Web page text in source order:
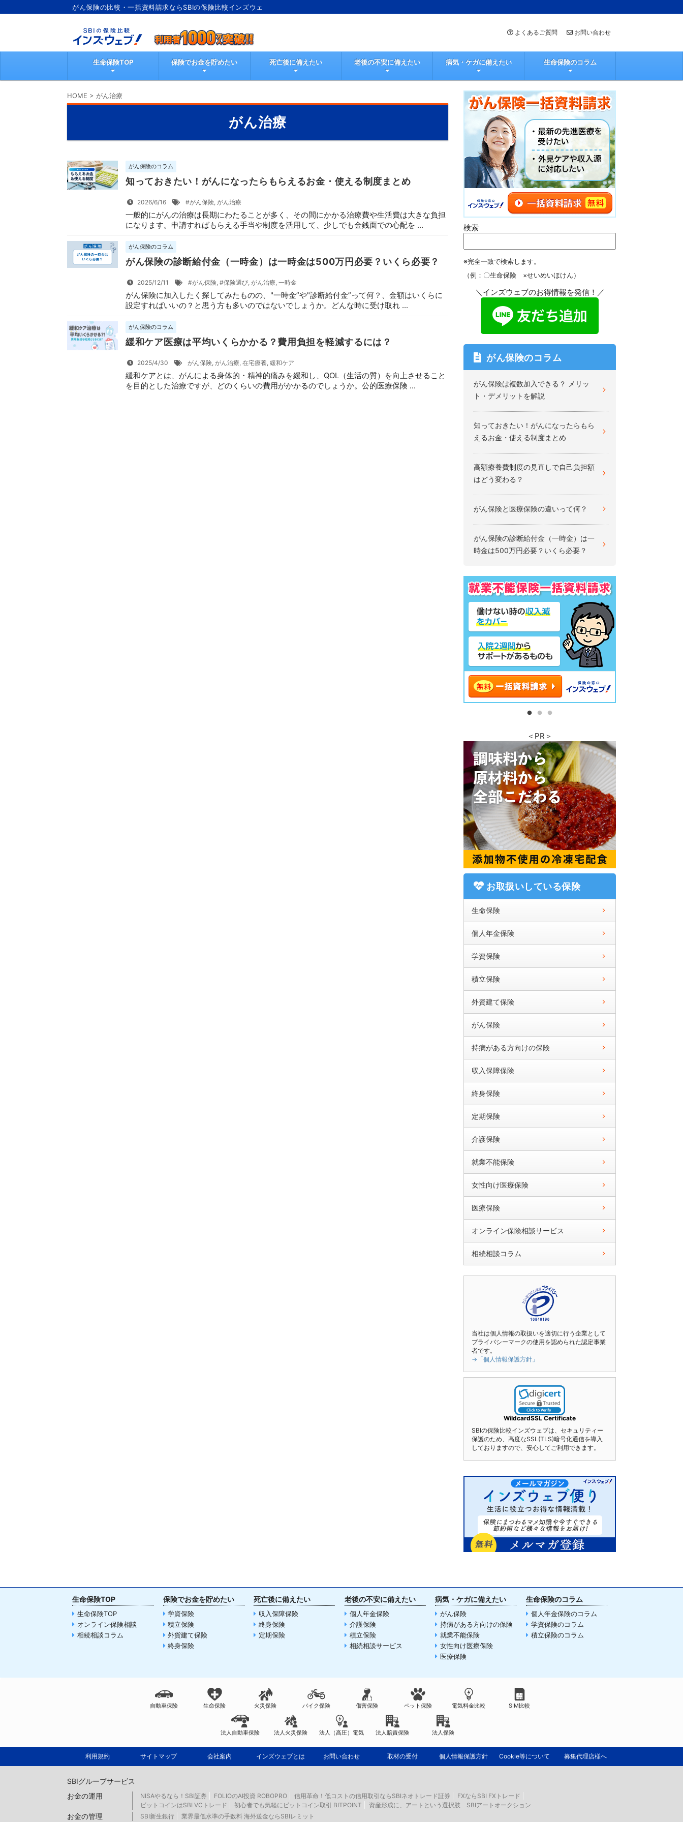
がん保険の比較・一括資料請求ならSBIの保険比較インズウェ
よくあるご質問 お問い合わせ
生命保険TOP 保険でお金を貯めたい 死亡後に備えたい 老後の不安に備えたい 病気・ケガに備えたい 生命保険のコラム
HOME > がん治療
がん治療
がん保険のコラム
知っておきたい！がんになったらもらえるお金・使える制度まとめ
2026/6/16 #がん保険, がん治療
一般的にがんの治療は長期にわたることが多く、その間にかかる治療費や生活費は大きな負担
になります。申請すればもらえる手当や制度を活用して、少しでも金銭面での心配を ...
がん保険のコラム
がん保険の診断給付金（一時金）は一時金は500万円必要？いくら必要？
2025/12/11 #がん保険, #保険選び, がん治療, 一時金
がん保険に加入したく探してみたものの、"一時金”や"診断給付金”って何？、金額はいくらに
設定すればいいの？と思う方も多いのではないでしょうか。どんな時に受け取れ ...
がん保険のコラム
緩和ケア医療は平均いくらかかる？費用負担を軽減するには？
2025/4/30 がん保険, がん治療, 在宅療養, 緩和ケア
緩和ケアとは、がんによる身体的・精神的痛みを緩和し、QOL（生活の質）を向上させること
を目的とした治療ですが、どのくらいの費用がかかるのでしょうか。公的医療保険 ...
検索
※完全一致で検索します。
（例：〇生命保険 ×せいめいほけん）
＼インズウェブのお得情報を発信！／
がん保険のコラム
がん保険は複数加入できる？ メリッ
ト・デメリットを解説
知っておきたい！がんになったらもら
えるお金・使える制度まとめ
高額療養費制度の見直しで自己負担額
はどう変わる？
がん保険と医療保険の違いって何？
がん保険の診断給付金（一時金）は一
時金は500万円必要？いくら必要？
＜PR＞
お取扱いしている保険
生命保険
個人年金保険
学資保険
積立保険
外資建て保険
がん保険
持病がある方向けの保険
収入保障保険
終身保険
定期保険
介護保険
就業不能保険
女性向け医療保険
医療保険
オンライン保険相談サービス
相続相談コラム
当社は個人情報の取扱いを適切に行う企業として
プライバシーマークの使用を認められた認定事業
者です。
→「個人情報保護方針」
WildcardSSL Certificate
SBIの保険比較インズウェブは、セキュリティー
保護のため、高度なSSL(TLS)暗号化通信を導入
しておりますので、安心してご利用できます。
生命保険TOP
生命保険TOP
オンライン保険相談
相続相談コラム
保険でお金を貯めたい
学資保険
積立保険
外貨建て保険
終身保険
死亡後に備えたい
収入保障保険
終身保険
定期保険
老後の不安に備えたい
個人年金保険
介護保険
積立保険
相続相談サービス
病気・ケガに備えたい
がん保険
持病がある方向けの保険
就業不能保険
女性向け医療保険
医療保険
生命保険のコラム
個人年金保険のコラム
学資保険のコラム
積立保険のコラム
自動車保険 生命保険 火災保険 バイク保険 傷害保険 ペット保険 電気料金比較 SIM比較
法人自動車保険 法人火災保険 法人（高圧）電気 法人賠責保険 法人保険
利用規約 サイトマップ 会社案内 インズウェブとは お問い合わせ 取材の受付 個人情報保護方針 Cookie等について 募集代理店様へ
SBIグループサービス
お金の運用
NISAやるなら！SBI証券 FOLIOのAI投資 ROBOPRO 信用革命！低コストの信用取引ならSBIネオトレード証券
FXならSBI FXトレード
ビットコインはSBI VCトレード
初心者でも気軽にビットコイン取引 BITPOINT 資産形成に、アートという選択肢 SBIアートオークション
お金の管理 SBI新生銀行 業界最低水準の手数料 海外送金ならSBIレミット